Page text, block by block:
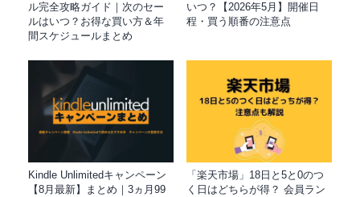
ル完全攻略ガイド｜次のセー
ルはいつ？お得な買い方＆年
間スケジュールまとめ
いつ？【2026年5月】開催日
程・買う順番の注意点
Kindle Unlimitedキャンペーン
【8月最新】まとめ｜3ヵ月99
「楽天市場」18日と5と0のつ
く日はどちらが得？ 会員ラン